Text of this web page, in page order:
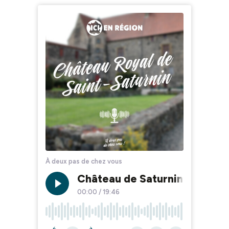
À deux pas de chez vous
Château de Saturnin : à la
00:00 / 19:46